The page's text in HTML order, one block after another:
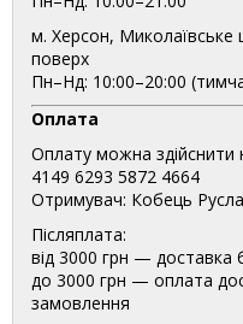
м. Херсон,
поверх
Пн–Нд: 10:00–20:00
Оплата
Оплату можна здійснити
4149 6293 5872 4664
Отримувач: Кобець
Післяплата:
від 3000 грн — доставка
до 3000 грн — оплата
замовлення